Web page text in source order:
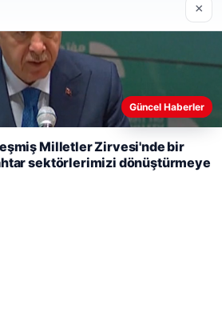
ve geliştirmek amacıyla çerezler
×
Güncel Haberler
Milletler Zirvesi'nde bir
sektörlerimizi dönüştürmeye